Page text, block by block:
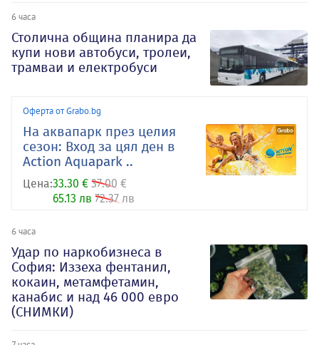
6 часа
Столична община планира да
купи нови автобуси, тролеи,
трамваи и електробуси
Оферта от Grabo.bg
На аквапарк през целия
сезон: Вход за цял ден в
Action Aquapark ..
Цена:33.30 € 37.00 €
65.13 лв 72.37 лв
6 часа
Удар по наркобизнеса в
София: Иззеха фентанил,
кокаин, метамфетамин,
канабис и над 46 000 евро
(СНИМКИ)